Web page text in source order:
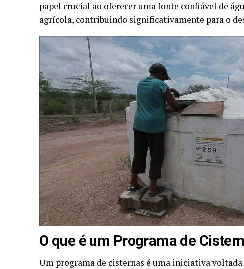
papel crucial ao oferecer uma fonte confiável de
agrícola, contribuindo significativamente para o
O que é um Programa de
Um programa de cisternas é uma iniciativa